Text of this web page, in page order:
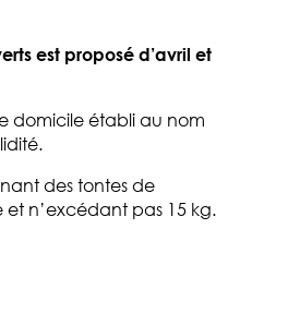
est proposé d’avril et
domicile établi au nom
des tontes de
n’excédant pas 15 kg.